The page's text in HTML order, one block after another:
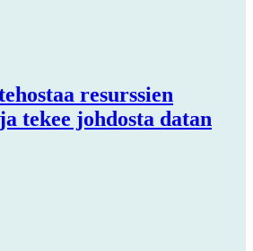
resurssien
tekee johdosta datan